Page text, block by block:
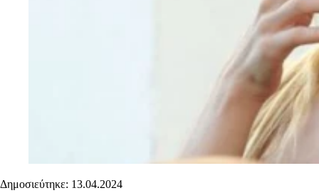
Δημοσιεύτηκε: 13.04.2024